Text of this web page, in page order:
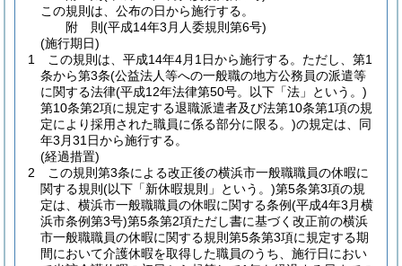
この規則は、公布の日から施行する。
附 則(平成14年3月 人委規則第6号)
(施行期日)
1
この規則は、平成14年4月1日から施行する。 ただし、第1
条から第3条(公益法人等への一般職の地方公務員の派遣等
に関する法律(平成12年法律第50号。以下「法」という。)
第10条第2項に規定する退職派遣者及び法第10条第1項の規
定により採用された職員に係る部分に限る。)の規定は、同
年3月31日から施行する。
(経過措置)
2
この規則第3条による改正後の横浜市一般職職員の休暇に
関する規則 (以下「新休暇規則」という。)第5条第3項の規
定は、横浜市一般職職員の休暇に関する条例(平成4年3月横
浜市条例第3号)第5条第2項ただし書に基づく改正前の横浜
市一般職職員の休暇に関する規則第5条第3項に規定する期
間において介護休暇を取得した職員のうち、施行日におい